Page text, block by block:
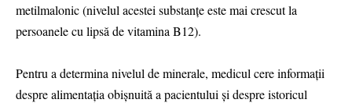
metilmalonic (nivelul acestei substanțe este mai crescut la
persoanele cu lipsă de vitamina B12).
Pentru a determina nivelul de minerale, medicul cere informații
despre alimentația obișnuită a pacientului și despre istoricul